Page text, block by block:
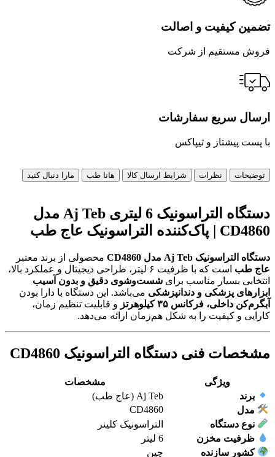
تضمین کیفیت و اصالت
فروش مستقیم از شرکت
ارسال سریع سفارشات
با پست پیشتاز و تیپاکس
توضیحات نظرات شرایط ارسال کالا هانا طب مارا دنبال کنید
دستگاه التراسونیک 6 لیتری Aj Teb مدل
CD4860 | پاک‌کننده التراسونیک عاج طب
دستگاه التراسونیک Aj Teb مدل CD4860
محصولی از برند معتبر
عاج طب
است که با ظرفیت ۶ لیتر، طراحی دیجیتال و عملکرد بالا،
انتخابی بسیار مناسب برای شست‌وشوی دقیق و بدون آسیب
ابزارهای پزشکی و دندانپزشکی می‌باشد. این دستگاه با دارا بودن
آبگرم‌کن داخلی، فرکانس ۳۵ کیلوهرتز
و قابلیت تنظیم زمان،
کارایی و کیفیت را به شکل هم‌زمان ارائه می‌دهد.
مشخصات فنی دستگاه التراسونیک CD4860
ویژگی
مشخصات
برند
Aj Teb (عاج طب)
مدل
CD4860
نوع دستگاه
التراسونیک کلینر
ظرفیت مخزن
6 لیتر
کشور سازنده
چین